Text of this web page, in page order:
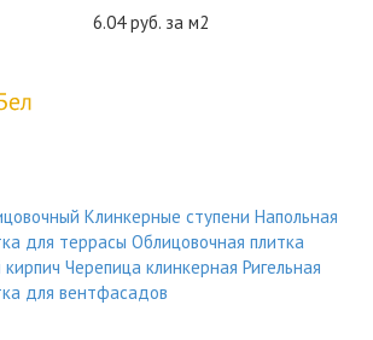
6.04 руб. за м2
Клинкерные ступени Напольная
для террасы Облицовочная плитка
Черепица клинкерная Ригельная
для вентфасадов